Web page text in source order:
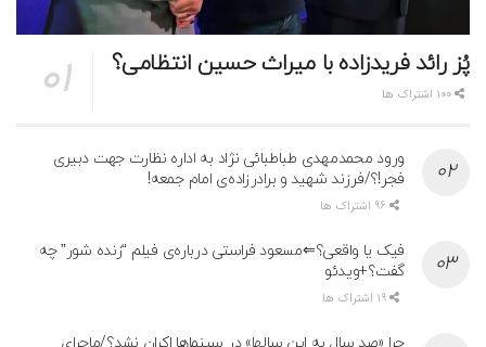
پُز رائد فریدزاده با میراث حسین انتظامی؟
ورود محمدمهدی طباطبائی نژاد به اداره نظارت جهت دبیری
فجر!؟/فرزند شهید و برادرزاده‌ی امام جمعه!
فیک یا واقعی؟⇐مسعود فراستی درباره‌ی فیلم “زنده شور” چه
گفت؟+ویدئو